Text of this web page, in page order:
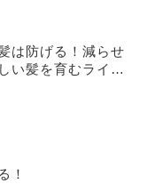
は防げる！減らせ
い髪を育むライフ
！